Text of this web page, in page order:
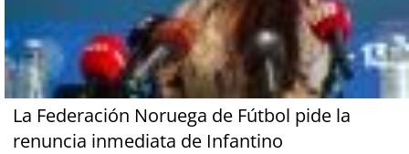
La Federación Noruega de Fútbol pide la
renuncia inmediata de Infantino